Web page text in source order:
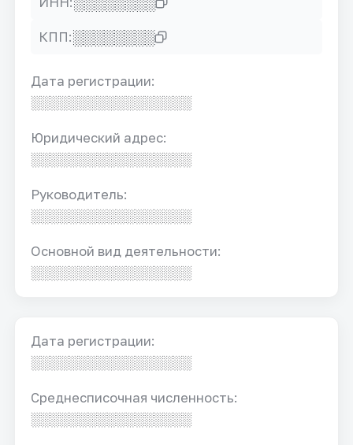
КПП:░░░░░░░░
Дата регистрации:
░░░░░░░░░░░░░░░░░
Юридический адрес:
░░░░░░░░░░░░░░░░░
Руководитель:
░░░░░░░░░░░░░░░░░
Основной вид деятельности:
░░░░░░░░░░░░░░░░░
Дата регистрации:
░░░░░░░░░░░░░░░░░
Среднесписочная численность:
░░░░░░░░░░░░░░░░░